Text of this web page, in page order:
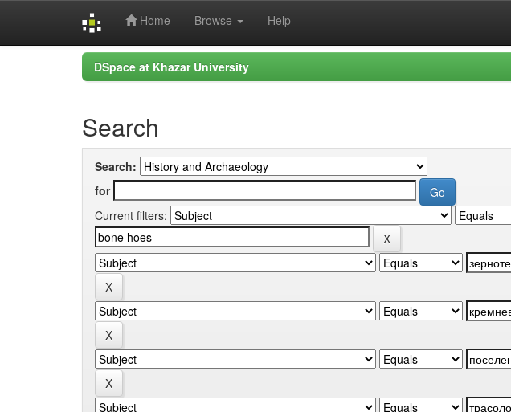
Home Browse Help
DSpace at Khazar University
Search
Search:
for
Current filters: